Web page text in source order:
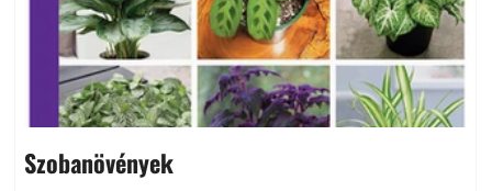
Szobanövények